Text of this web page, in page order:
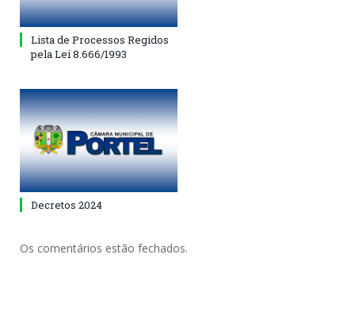
Lista de Processos Regidos
pela Lei 8.666/1993
Decretos 2024
Os comentários estão fechados.